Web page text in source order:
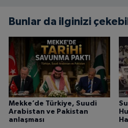
Bunlar da ilginizi
Mekke’de Türkiye, Suudi
Arabistan ve Pakistan
anlaşması